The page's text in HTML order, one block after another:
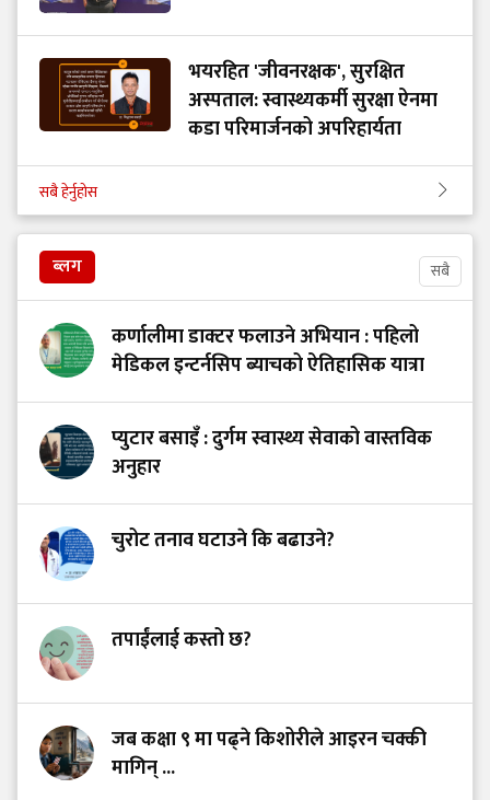
भयरहित 'जीवनरक्षक', सुरक्षित
अस्पताल: स्वास्थ्यकर्मी सुरक्षा ऐनमा
कडा परिमार्जनको अपरिहार्यता
सबै हेर्नुहोस
ब्लग सबै
कर्णालीमा डाक्टर फलाउने अभियान : पहिलो
मेडिकल इन्टर्नसिप ब्याचको ऐतिहासिक यात्रा
प्युटार बसाइँ : दुर्गम स्वास्थ्य सेवाको वास्तविक
अनुहार
चुरोट तनाव घटाउने कि बढाउने?
तपाईंलाई कस्तो छ?
जब कक्षा ९ मा पढ्ने किशोरीले आइरन चक्की
मागिन् ...